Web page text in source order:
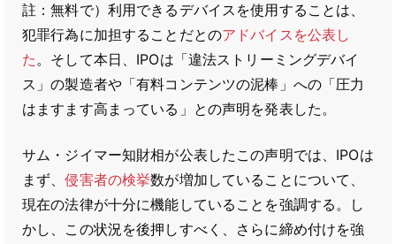
註：無料で）利用できるデバイスを使用することは、
犯罪行為に加担することだとのアドバイスを公表し
た。そして本日、IPOは「違法ストリーミングデバイ
ス」の製造者や「有料コンテンツの泥棒」への「圧力
はますます高まっている」との声明を発表した。
サム・ジイマー知財相が公表したこの声明では、IPOは
まず、侵害者の検挙数が増加していることについて、
現在の法律が十分に機能していることを強調する。し
かし、この状況を後押しすべく、さらに締め付けを強